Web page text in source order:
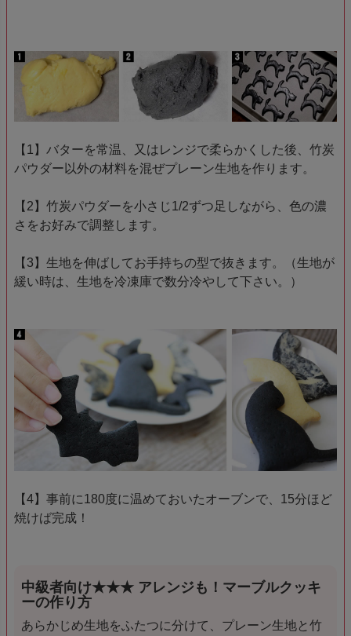
【1】バターを常温、又はレンジで柔らかくした後、竹炭
パウダー以外の材料を混ぜプレーン生地を作ります。
【2】竹炭パウダーを小さじ1/2ずつ足しながら、色の濃
さをお好みで調整します。
【3】生地を伸ばしてお手持ちの型で抜きます。（生地が
緩い時は、生地を冷凍庫で数分冷やして下さい。）
【4】事前に180度に温めておいたオーブンで、15分ほど
焼けば完成！
中級者向け★★★ アレンジも！マーブルクッキ
ーの作り方
あらかじめ生地をふたつに分けて、プレーン生地と竹